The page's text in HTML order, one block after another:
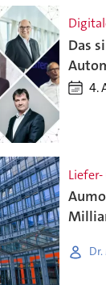
Das
4.